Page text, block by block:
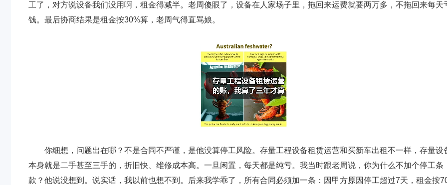
工了，对方说设备我们没用啊，租金得减半。老周傻眼了，设备在人家场子里，拖回来运费就要两万多，不拖回来每天
钱。最后协商结果是租金按30%算，老周气得直骂娘。
你细想，问题出在哪？不是合同不严谨，是他没算停工风险。存量工程设备租赁运营和买新车出租不一样，存量设
本身就是二手甚至三手的，折旧快、维修成本高。一旦闲置，每天都是纯亏。我当时跟老周说，你为什么不加个停工条
款？他说没想到。说实话，我以前也想不到。后来我学乖了，所有合同必须加一条：因甲方原因停工超过7天，租金按